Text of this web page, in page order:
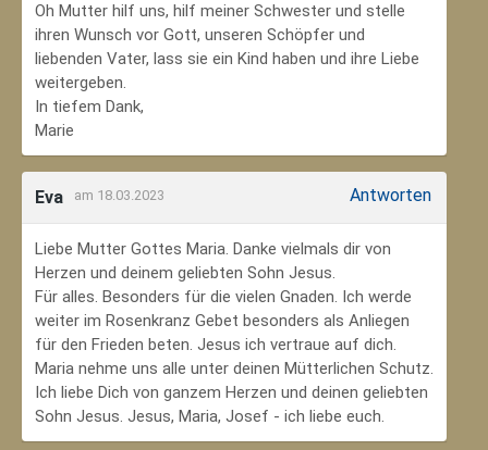
Oh Mutter hilf uns, hilf meiner Schwester und stelle
ihren Wunsch vor Gott, unseren Schöpfer und
liebenden Vater, lass sie ein Kind haben und ihre Liebe
weitergeben.
In tiefem Dank,
Marie
Eva am 18.03.2023 Antworten
Liebe Mutter Gottes Maria. Danke vielmals dir von
Herzen und deinem geliebten Sohn Jesus.
Für alles. Besonders für die vielen Gnaden. Ich werde
weiter im Rosenkranz Gebet besonders als Anliegen
für den Frieden beten. Jesus ich vertraue auf dich.
Maria nehme uns alle unter deinen Mütterlichen Schutz.
Ich liebe Dich von ganzem Herzen und deinen geliebten
Sohn Jesus. Jesus, Maria, Josef - ich liebe euch.